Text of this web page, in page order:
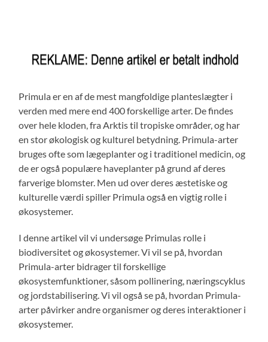
Primula er en af de mest mangfoldige planteslægter i
verden med mere end 400 forskellige arter. De findes
over hele kloden, fra Arktis til tropiske områder, og har
en stor økologisk og kulturel betydning. Primula-arter
bruges ofte som lægeplanter og i traditionel medicin, og
de er også populære haveplanter på grund af deres
farverige blomster. Men ud over deres æstetiske og
kulturelle værdi spiller Primula også en vigtig rolle i
økosystemer.
I denne artikel vil vi undersøge Primulas rolle i
biodiversitet og økosystemer. Vi vil se på, hvordan
Primula-arter bidrager til forskellige
økosystemfunktioner, såsom pollinering, næringscyklus
og jordstabilisering. Vi vil også se på, hvordan Primula-
arter påvirker andre organismer og deres interaktioner i
økosystemer.